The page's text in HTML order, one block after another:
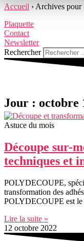
Accueil › Archives pour
Plaquette
Contact
Newsletter
Rechercher
Jour : octobre
Astuce du mois
Découpe sur-
techniques et
POLYDECOUPE,
transformation des
POLYDECOUPE est le
Lire la suite »
12 octobre 2022